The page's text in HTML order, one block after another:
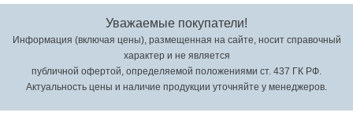
Уважаемые покупатели!
Информация (включая цены), размещенная на сайте, носит справочный
характер и не является
публичной офертой, определяемой положениями ст. 437 ГК РФ.
Актуальность цены и наличие продукции уточняйте у менеджеров.